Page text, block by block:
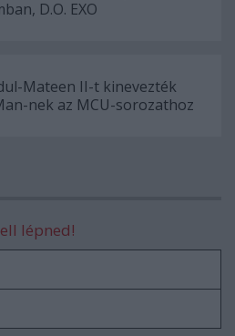
D.O. EXO
Mateen II-t kinevezték
nek az MCU-sorozathoz
lépned!